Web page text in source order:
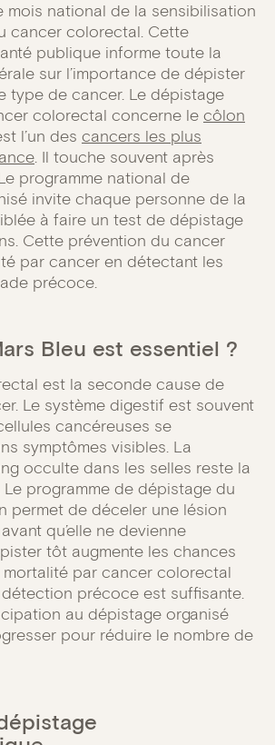
mois national de la sensibilisation
cancer colorectal. Cette
publique informe toute la
sur l’importance de dépister
type de cancer. Le dépistage
colorectal concerne le côlon
l’un des cancers les plus
. Il touche souvent après
programme national de
invite chaque personne de la
à faire un test de dépistage
Cette prévention du cancer
par cancer en détectant les
précoce.
Bleu est essentiel ?
est la seconde cause de
Le système digestif est souvent
cancéreuses se
symptômes visibles. La
occulte dans les selles reste la
Le programme de dépistage du
permet de déceler une lésion
qu’elle ne devienne
tôt augmente les chances
mortalité par cancer colorectal
précoce est suffisante.
au dépistage organisé
pour réduire le nombre de